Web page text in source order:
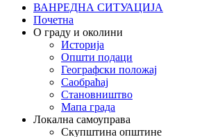
ВАНРЕДНА СИТУАЦИЈА
Почетна
О граду и околини
Историја
Општи подаци
Географски положај
Саобраћај
Становништво
Мапа града
Локална самоуправа
Скупштина општине